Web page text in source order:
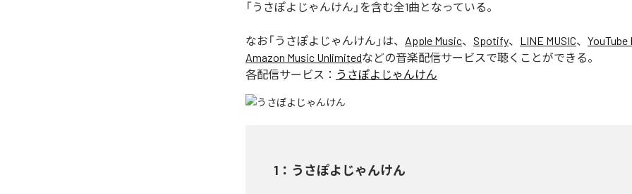
「うさぽよじゃんけん」を含む全1曲となっている。
なお「うさぽよじゃんけん 」は、 Apple Music、 Spotify、 LINE MUSIC、 YouTube
Amazon Music Unlimitedなどの音楽配信サービスで聴くことができる。
各配信サービス： うさぽよじゃんけん
1 ： うさぽよじゃんけん